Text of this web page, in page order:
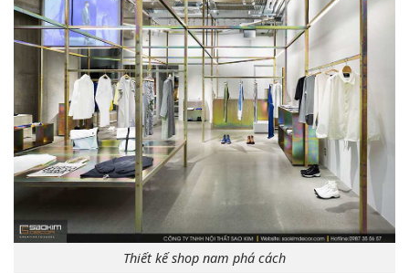
Thiết kế shop nam phá cách